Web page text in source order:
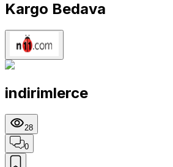
Kargo Bedava
indirimlerce
28
0